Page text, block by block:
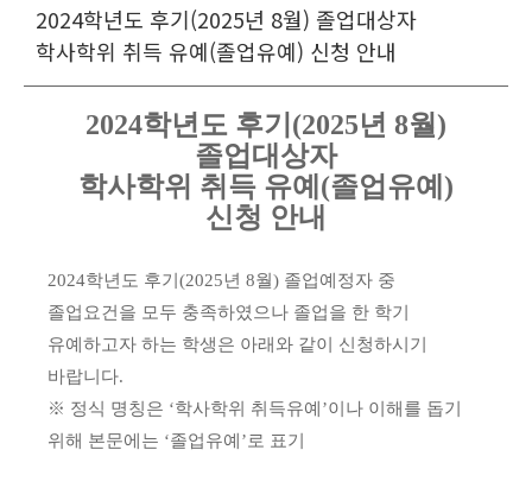
2024학년도 후기(2025년 8월) 졸업대상자
학사학위 취득 유예(졸업유예) 신청 안내
2024학년도 후기 (2025년 8월)
졸업대상자
학사학위 취득 유예 (졸업유예 )
신청 안내
2024학년도 후기 (2025년 8월) 졸업예정자 중
졸업요건을 모두 충족하였으나 졸업을 한 학기
유예하고자 하는 학생은 아래와 같이 신청하시기
바랍니다.
※ 정식 명칭은 ‘학사학위 취득유예 ’이나 이해를 돕기
위해 본문에는 ‘졸업유예 ’로 표기